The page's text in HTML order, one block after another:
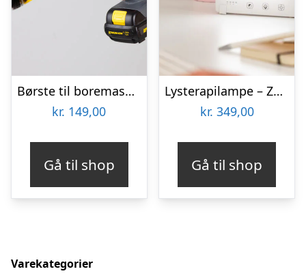
Børste til boremaskine 3-pak – Wibbri
kr. 149,00
Gå til shop
Lysterapilampe – Zenkuru
kr. 349,00
Gå til shop
Varekategorier